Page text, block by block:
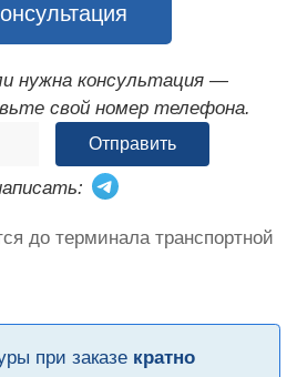
нужна консультация —
свой номер телефона.
Отправить
до терминала транспортной
при заказе кратно